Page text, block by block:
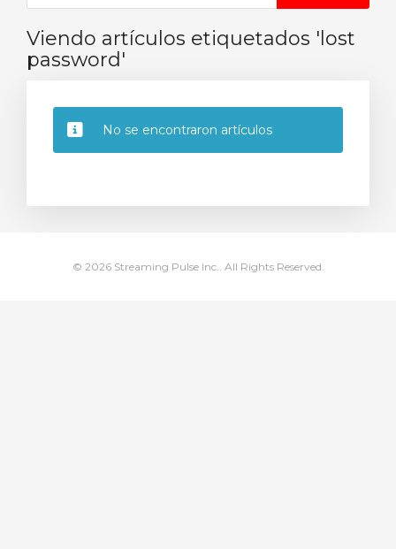
Viendo artículos etiquetados 'lost
password'
No se encontraron artículos
© 2026 Streaming Pulse Inc.. All Rights Reserved.